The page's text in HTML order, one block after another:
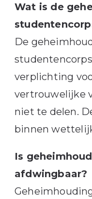
Wat is de
De
verplichting
vertrouwelijke
niet te delen.
binnen
Is
afdwingbaar?